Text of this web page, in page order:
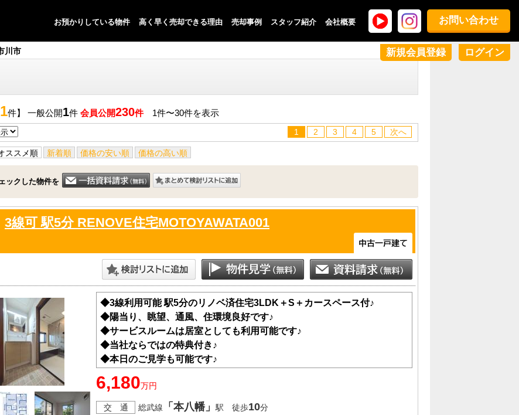
お預かりしている物件 高く早く売却できる理由 売却事例 スタッフ紹介 会社概要
新規会員登録 ログイン
お問い合わせ
川市
件】 一般公開1件 会員公開230件1件〜30件を表示
1 2 3 4 5 次へ
ススメ順 新着順 価格の安い順 価格の高い順
ックした物件を
3線可 駅5分 RENOVE住宅MOTOYAWATA001
◆3線利用可能 駅5分のリノベ済住宅3LDK＋S＋カースペース付♪
◆陽当り、眺望、通風、住環境良好です♪
◆サービスルームは居室としても利用可能です♪
◆当社ならではの特典付き♪
◆本日のご見学も可能です♪
6,180万円
交 通 総武線 「本八幡」駅 徒歩10分